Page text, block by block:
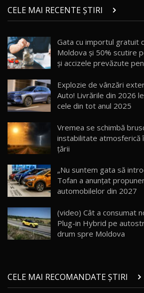
chinez care face lumea
/ AutoBlog.MD
17:27
15 14:37
16
AutoBlogMD
13:10
17
30:08
Noul Geely EX5 EM-i
AutoBlog.MD
23:36
20
Noul ZEEKR 7X / Test
29:08
21
Micul BYD Dolphin Surf /
AutoBlog.MD
16:59
CELE MAI RECENTE ȘTIRI
Gata cu importul gratuit
Moldova și 50% scutire
și accizele prevăzute
Explozie de vânzări
Auto! Livrările din 2026
cele din tot anul 2025
Vremea se schimbă
instabilitate atmosferică
țării
„Nu suntem gata să
Tofan a anunțat
automobilelor din 2027
(video) Cât a consumat
Plug-in Hybrid pe
drum spre Moldova
CELE MAI RECOMANDATE ȘTIRI